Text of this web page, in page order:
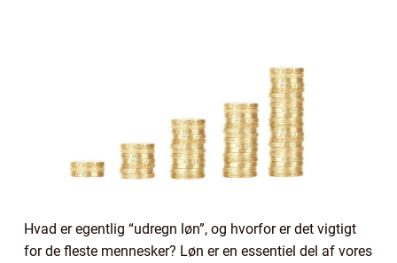
Hvad er egentlig “udregn løn”, og hvorfor er det vigtigt
for de fleste mennesker? Løn er en essentiel del af vores